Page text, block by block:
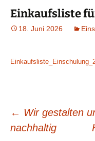
Einkaufsliste
18. Juni 2026
← Wir gestalten
nachhaltig